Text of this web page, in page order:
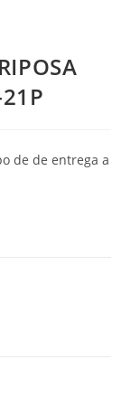
de de entrega a